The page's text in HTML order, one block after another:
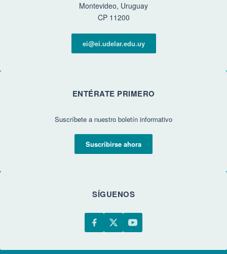
Montevideo, Uruguay
CP 11200
ei@ei.udelar.edu.uy
ENTÉRATE PRIMERO
Suscríbete a nuestro boletín informativo
Suscribirse ahora
SÍGUENOS